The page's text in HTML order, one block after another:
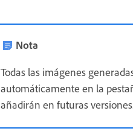
Nota
Todas las imágenes
automáticamente en la
añadirán en futuras